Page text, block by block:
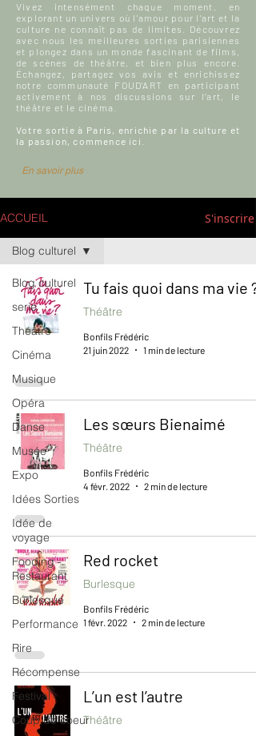
Vivez intensément chaque moment, en
explorant un univers où l'amour pour l'art et la
culture ne connaît pas de limites. Découvrez
avec nous les meilleures sorties parisiennes
et plongez dans un monde fascinant de films,
de scènes de théâtre, et bien plus encore.
Échangez, partagez vos avis et enrichissez
notre communauté FOUD'ART en participant
activement à nos discussions sur l’art, le
théâtre et le cinéma.
Votre sortie à Paris, enrichie par la culture et
la passion, commence ici.
En savoir plus
ACCUEIL S'inscrire
Blog culturel
serie
Théâtre
Cinéma
Musique
Opéra
Danse
Musée
Expo
Idées Sorties
Idée de
voyage
Fooding -
Restaurant
Burlesque
Performance
Rire
Récompense
Festival
Coup de coeur
Blog culturel
Tu fais quoi dans ma vie ?
Théâtre
Bonfils Frédéric
21 juin 2022
1 min de lecture
Les sœurs Bienaimé
Théâtre
Bonfils Frédéric
4 févr. 2022
2 min de lecture
Red rocket
Burlesque
Bonfils Frédéric
1 févr. 2022
2 min de lecture
L’un est l’autre
Théâtre